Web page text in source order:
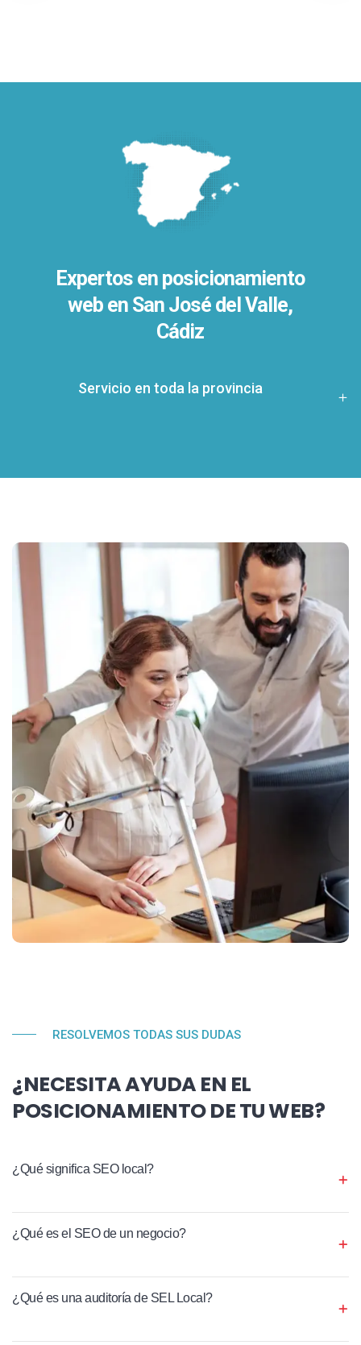
Expertos en posicionamiento
web en San José del Valle,
Cádiz
Servicio en toda la provincia
RESOLVEMOS TODAS SUS DUDAS
¿NECESITA AYUDA EN EL
POSICIONAMIENTO DE TU WEB?
¿Qué significa SEO local?
¿Qué es el SEO de un negocio?
¿Qué es una auditoría de SEL Local?